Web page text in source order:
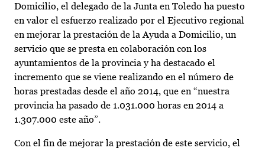
Domicilio, el delegado de la Junta en Toledo ha puesto
en valor el esfuerzo realizado por el Ejecutivo regional
en mejorar la prestación de la Ayuda a Domicilio, un
servicio que se presta en colaboración con los
ayuntamientos de la provincia y ha destacado el
incremento que se viene realizando en el número de
horas prestadas desde el año 2014, que en “nuestra
provincia ha pasado de 1.031.000 horas en 2014 a
1.307.000 este año”.
Con el fin de mejorar la prestación de este servicio, el